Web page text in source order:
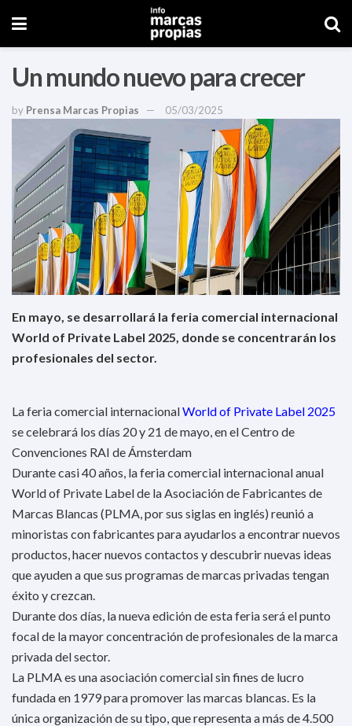
Un mundo nuevo para crecer
by Prensa Marcas Propias 05/03/2025
En mayo, se desarrollará la feria comercial internacional
World of Private Label 2025, donde se concentrarán los
profesionales del sector.
La feria comercial internacionalWorld of Private Label 2025
se celebrará los días 20 y 21 de mayo, en el Centro de
Convenciones RAI de Ámsterdam
Durante casi 40 años, la feria comercial internacional anual
World of Private Label de la Asociación de Fabricantes de
Marcas Blancas (PLMA, por sus siglas en inglés) reunió a
minoristas con fabricantes para ayudarlos a encontrar nuevos
productos, hacer nuevos contactos y descubrir nuevas ideas
que ayuden a que sus programas de marcas privadas tengan
éxito y crezcan.
Durante dos días, la nueva edición de esta feria será el punto
focal de la mayor concentración de profesionales de la marca
privada del sector.
La PLMA es una asociación comercial sin fines de lucro
fundada en 1979 para promover las marcas blancas. Es la
única organización de su tipo, que representa a más de 4.500